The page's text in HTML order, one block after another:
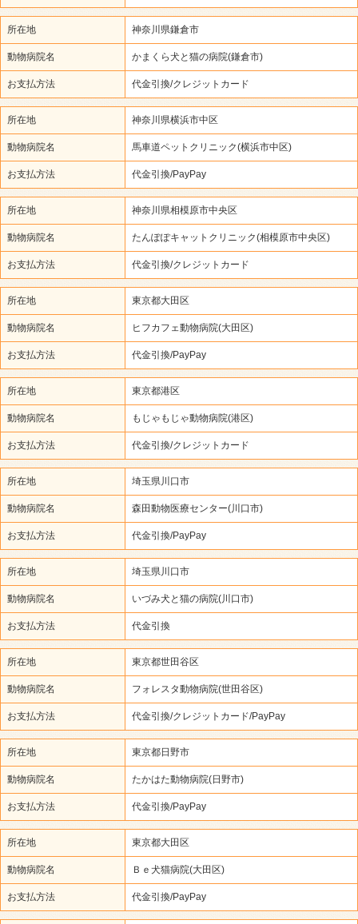
所在地 神奈川県鎌倉市
動物病院名 かまくら犬と猫の病院(鎌倉市)
お支払方法 代金引換/クレジットカード
所在地 神奈川県横浜市中区
動物病院名 馬車道ペットクリニック(横浜市中区)
お支払方法 代金引換/PayPay
所在地 神奈川県相模原市中央区
動物病院名 たんぽぽキャットクリニック(相模原市中央区)
お支払方法 代金引換/クレジットカード
所在地 東京都大田区
動物病院名 ヒフカフェ動物病院(大田区)
お支払方法 代金引換/PayPay
所在地 東京都港区
動物病院名 もじゃもじゃ動物病院(港区)
お支払方法 代金引換/クレジットカード
所在地 埼玉県川口市
動物病院名 森田動物医療センター(川口市)
お支払方法 代金引換/PayPay
所在地 埼玉県川口市
動物病院名 いづみ犬と猫の病院(川口市)
お支払方法 代金引換
所在地 東京都世田谷区
動物病院名 フォレスタ動物病院(世田谷区)
お支払方法 代金引換/クレジットカード/PayPay
所在地 東京都日野市
動物病院名 たかはた動物病院(日野市)
お支払方法 代金引換/PayPay
所在地 東京都大田区
動物病院名 Ｂｅ犬猫病院(大田区)
お支払方法 代金引換/PayPay